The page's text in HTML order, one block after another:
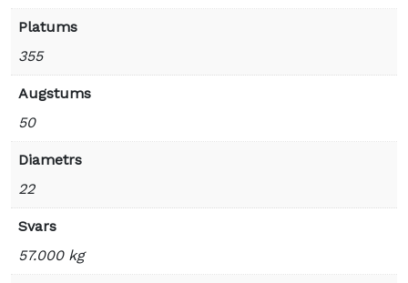
Platums
355
Augstums
50
Diametrs
22
Svars
57.000 kg